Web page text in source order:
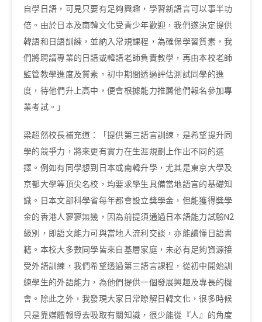
自學日語，可見只要有足夠興趣，學習新語言可以事半功
倍。由於日本及南韓文化受青少年歡迎，我們遂決定提供
韓語和日語訓練，並納入常規課程，為確保學習質素，我
們將聘請專業的日語或韓語老師負責教學，再由本校老師
監管教學進度及質素。初中期間透過評估測試同學的進
度，待他們升上高中，便會根據能力推薦他們報名參加專
業考試。」
梁超然校長補充道：「提供第三語言訓練，是希望提升同
學的競爭力，將來更有實力在生涯規劃上作出不同的選
擇。例如有同學想到日本或南韓升學，尤其是東京大學及
京都大學等頂尖名校，均要求學生具備當地語言的基礎知
識。日本文部科學省每年都會設立獎學金，但能獲得獎學
金的香港人寥寥無幾，因為前提須通過日本語能力試驗N2
級別，即語文能力可與當地人流利交談，亦能讀懂日語書
籍。本校大多數同學皆來自基層家庭，未必有足夠資源接
受外語訓練，我們希望透過第三語言課程，從初中開始訓
練學生的外語能力，為他們提供一個發展興趣及專長的機
會。除此之外，我發現大家日常瞭解日韓文化，很多時候
只是靠媒體報導去吸取有關知識，很少能從『人』的角度